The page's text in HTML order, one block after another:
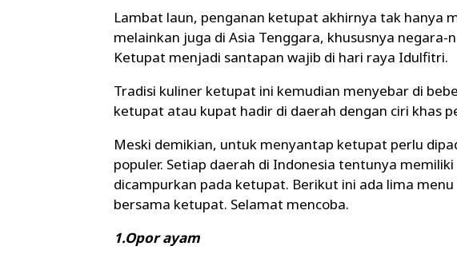
Lambat laun, penganan ketupat akhirnya tak hanya
melainkan juga di Asia Tenggara, khususnya
Ketupat menjadi santapan wajib di hari raya Idulfitri.
Tradisi kuliner ketupat ini kemudian menyebar di
ketupat atau kupat hadir di daerah dengan ciri khas
Meski demikian, untuk menyantap ketupat perlu
populer. Setiap daerah di Indonesia tentunya
dicampurkan pada ketupat. Berikut ini ada lima
bersama ketupat. Selamat mencoba.
1.Opor ayam